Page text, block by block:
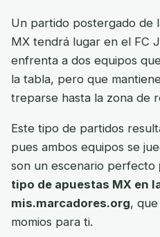
Un partido postergado de
MX tendrá lugar en el FC
enfrenta a dos equipos
la tabla, pero que
treparse hasta la zona de
Este tipo de partidos
pues ambos equipos se
son un escenario perfecto
tipo de apuestas MX en
mis.marcadores.org,
momios para ti.